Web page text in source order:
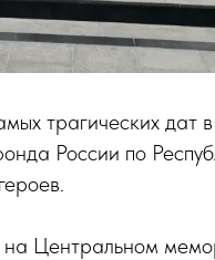
трагических дат
России по
на Центральном